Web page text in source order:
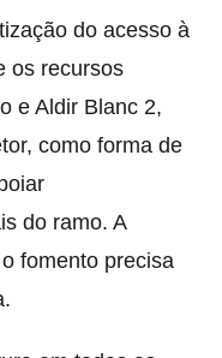
do acesso à
os recursos
e Aldir Blanc 2,
como forma de
do ramo. A
fomento precisa